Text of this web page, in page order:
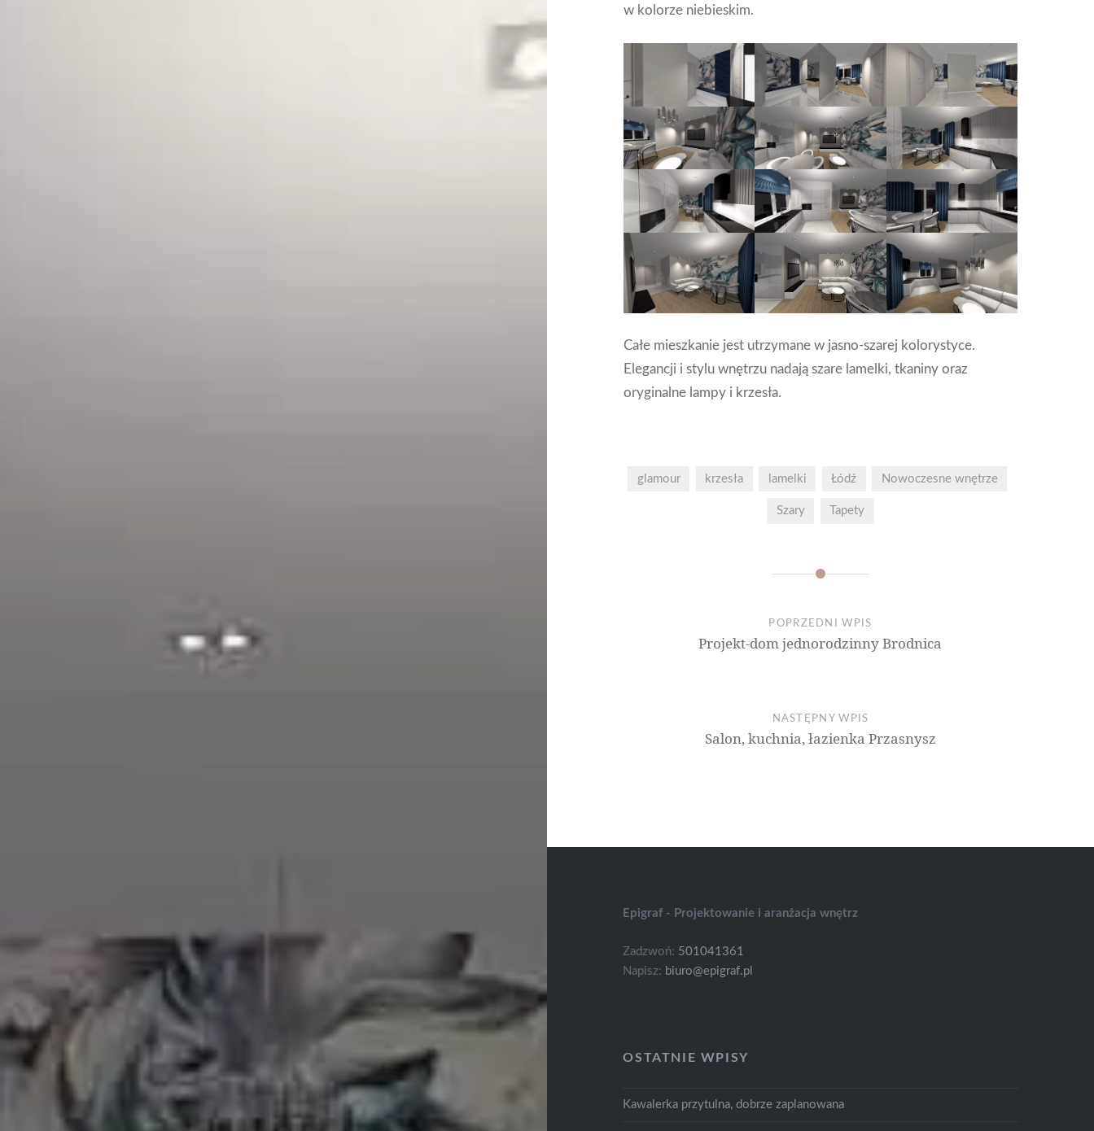
w kolorze niebieskim.
Całe mieszkanie jest utrzymane w jasno-szarej kolorystyce.
Elegancji i stylu wnętrzu nadają szare lamelki, tkaniny oraz
oryginalne lampy i krzesła.
glamour krzesła lamelki Łódź Nowoczesne wnętrze
Szary Tapety
POPRZEDNI WPIS
Projekt-dom jednorodzinny Brodnica
NASTĘPNY WPIS
Salon, kuchnia, łazienka Przasnysz
Epigraf - Projektowanie i aranżacja wnętrz
Zadzwoń: 501041361
Napisz: biuro@epigraf.pl
OSTATNIE WPISY
Kawalerka przytulna, dobrze zaplanowana